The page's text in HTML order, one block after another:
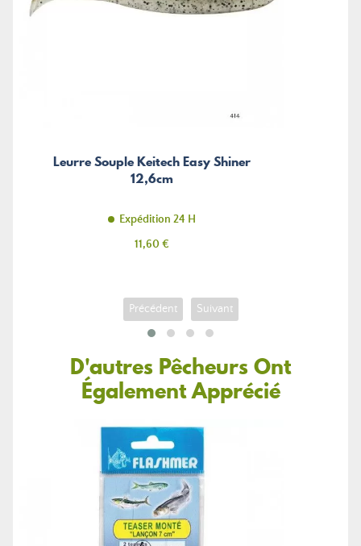
Leurre Souple Keitech Easy Shiner
12,6cm
Expédition 24 H
Prix
11,60 €
Précédent Suivant
D'autres Pêcheurs Ont
Également Apprécié